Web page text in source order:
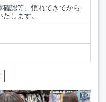
確認等、慣れてきてから
します。